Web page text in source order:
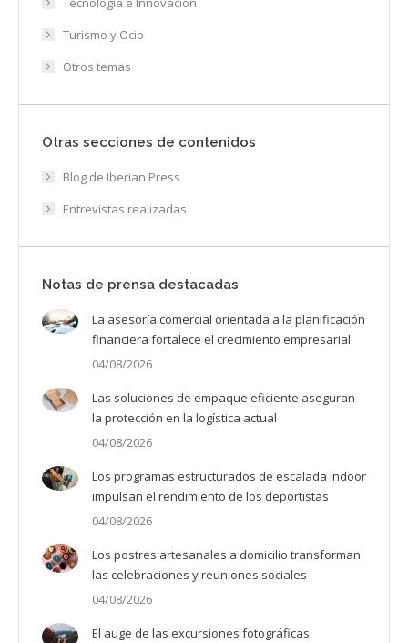
Turismo y Ocio
Otros temas
Otras secciones de contenidos
Blog de Iberian Press
Entrevistas realizadas
Notas de prensa destacadas
La asesoría comercial orientada a la planificación
financiera fortalece el crecimiento empresarial
04/08/2026
Las soluciones de empaque eficiente aseguran
la protección en la logística actual
04/08/2026
Los programas estructurados de escalada indoor
impulsan el rendimiento de los deportistas
04/08/2026
Los postres artesanales a domicilio transforman
las celebraciones y reuniones sociales
04/08/2026
El auge de las excursiones fotográficas